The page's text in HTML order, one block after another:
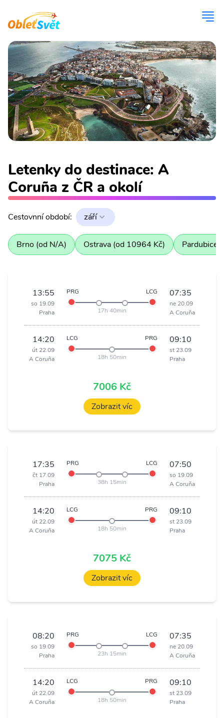
Letenky do destinace: A
Coruña z ČR a okolí
Cestovnní období: září
Brno (od N/A) Ostrava (od 10964 Kč) Pardubice
13:55
so 19.09
Praha
PRG LCG
17h 40min
07:35
ne 20.09
A Coruña
14:20
út 22.09
A Coruña
LCG PRG
18h 50min
09:10
st 23.09
Praha
7006 Kč
Zobrazit víc
17:35
čt 17.09
Praha
PRG LCG
38h 15min
07:50
so 19.09
A Coruña
14:20
út 22.09
A Coruña
LCG PRG
18h 50min
09:10
st 23.09
Praha
7075 Kč
Zobrazit víc
08:20
so 19.09
Praha
PRG LCG
23h 15min
07:35
ne 20.09
A Coruña
14:20
út 22.09
A Coruña
LCG PRG
18h 50min
09:10
st 23.09
Praha